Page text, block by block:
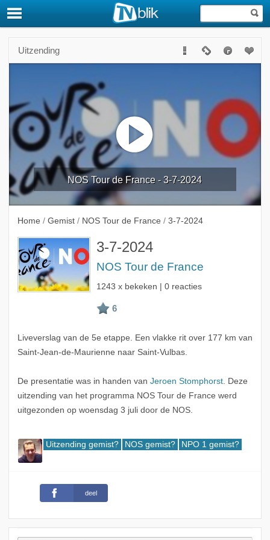
Uitzending
NOS Tour de France - 3-7-2024
Home / Gemist / NOS Tour de France / 3-7-2024
3-7-2024
NOS Tour de France
1243 x bekeken | 0 reacties
Liveverslag van de 5e etappe. Een vlakke rit over 177 km van
Saint-Jean-de-Maurienne naar Saint-Vulbas.
De presentatie was in handen van Jeroen Stomphorst. Deze
uitzending van het programma NOS Tour de France werd
uitgezonden op woensdag 3 juli door de NOS.
Uitzending gemist? NOS gemist? NPO 1 gemist?
deel